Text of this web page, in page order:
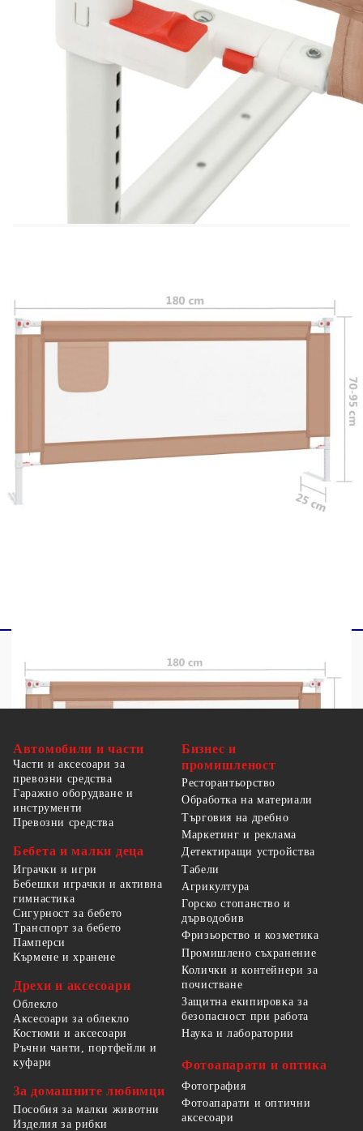
Изработена от миеща се полиестерна тъкан и
лека метална тръба, тази релса за легло е здрава,
издръжлива и лесна за почистване. Оборудвана
е с копче от всяка страна, за да можете лесно да
я комбинирате. Освен това височината на
релсата за легло може да се регулира свободно,
за да се намери най-безопасната височина.
Моля, обърнете внимание: Тази релса за легло е
подходяща за деца на възраст от 18 месеца до 5
години. Може да се използва за повечето легла с
дебелина на матрака 3-25 см, с изключение на
двуетажни легла, бебешки легла, водно легло
или легло с надуваем матрак.
Цвят: Таупе
Подходяща за матраци с дебелина 3 - 33 см
Подходяща за деца на възраст от 18 месеца
Да не се използва в извъндомашна среда
Не се препоръчва предпазителят за легло да се
използва от деца на възраст под 18 месеца или
когато детето е на възраст над 5 години.
възрастни или за използване в небитова среда;
Автомобили и части
Части и аксесоари за
превозни средства
Гаражно оборудване и
инструменти
Превозни средства
Бебета и малки деца
Играчки и игри
Бебешки играчки и активна
гимнастика
Сигурност за бебето
Транспорт за бебето
Памперси
Кърмене и хранене
Дрехи и аксесоари
Облекло
Аксесоари за облекло
Костюми и аксесоари
Ръчни чанти, портфейли и
куфари
За домашните любимци
Пособия за малки животни
Изделия за рибки
Бизнес и
промишленост
Ресторантьорство
Обработка на материали
Търговия на дребно
Маркетинг и реклама
Детектиращи устройства
Табели
Агрикултура
Горско стопанство и
дърводобив
Фризьорство и козметика
Промишлено съхранение
Колички и контейнери за
почистване
Защитна екипировка за
безопасност при работа
Наука и лаборатории
Фотоапарати и оптика
Фотография
Фотоапарати и оптични
аксесоари